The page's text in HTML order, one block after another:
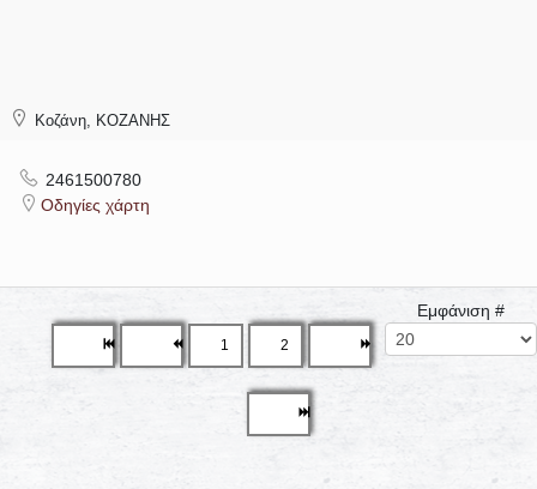
Κοζάνη, ΚΟΖΑΝΗΣ
2461500780
Οδηγίες χάρτη
Εμφάνιση #
1 2